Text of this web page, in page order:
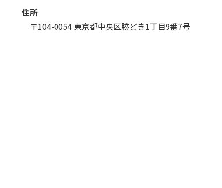
住所
〒104-0054 東京都中央区勝どき1丁目9番7号